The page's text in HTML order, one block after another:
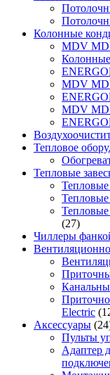
Колонные
MDV
MDV
MDV
Тепловое
Тепловые
(27)
Чиллеры
Electric
Аксессуары
Пульты
Адаптер